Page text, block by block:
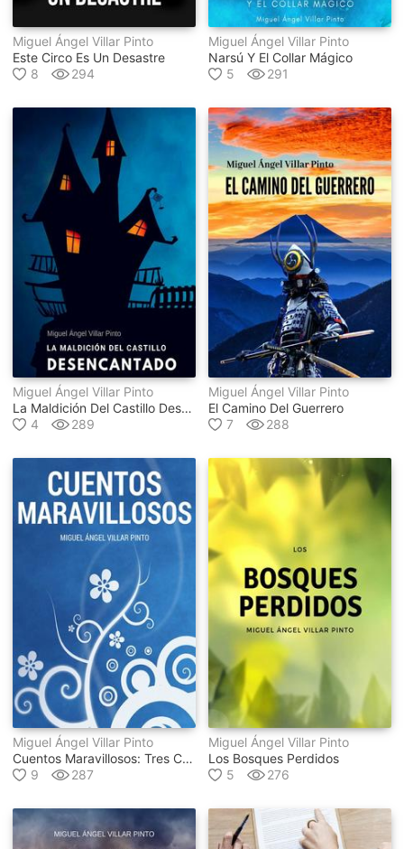
Miguel Ángel Villar Pinto
Este Circo Es Un Desastre
8
294
Miguel Ángel Villar Pinto
Narsú Y El Collar Mágico
5
291
Miguel Ángel Villar Pinto
La Maldición Del Castillo Desencantado
4
289
Miguel Ángel Villar Pinto
El Camino Del Guerrero
7
288
Miguel Ángel Villar Pinto
Cuentos Maravillosos: Tres Cuentos Maravillosos
9
287
Miguel Ángel Villar Pinto
Los Bosques Perdidos
5
276